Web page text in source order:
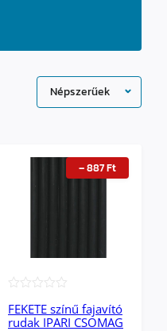
–887Ft
FEKETE színű fajavító
rudak IPARI CSOMAG